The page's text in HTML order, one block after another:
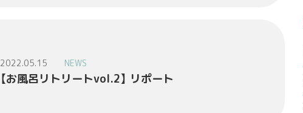
2022.05.15 NEWS
【お風呂リトリートvol.2】 リポート